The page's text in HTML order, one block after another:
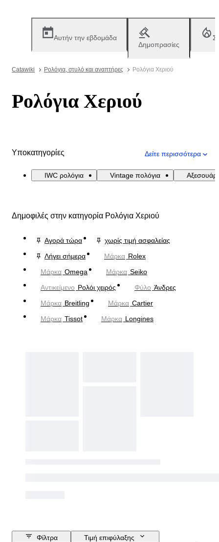
Αυτήν την εβδομάδα
Δημοπρασίες
Catawiki Ρολόγια, στυλό και αναπτήρες Ρολόγια Χεριού
Ρολόγια Χεριού
Υποκατηγορίες Δείτε περισσότερα
IWC ρολόγια Vintage πολόγια Αξεσουάρ
Δημοφιλές στην κατηγορία Ρολόγια Χεριού
Αγορά τώρα
χωρίς τιμή ασφαλείας
Λήγει σήμερα
Μάρκα Rolex
Μάρκα Omega Μάρκα Seiko
Αντικείμενο Ρολόι χειρός Φύλο Άνδρες
Μάρκα Breitling Μάρκα Cartier
Μάρκα Tissot Μάρκα Longines
Φίλτρα
Τιμή επιφύλαξης